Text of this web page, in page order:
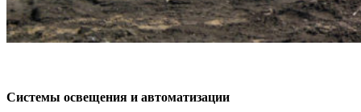
Системы освещения и автоматизации